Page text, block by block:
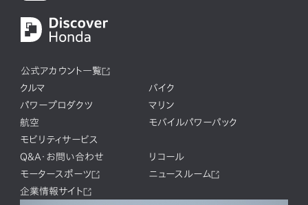
公式アカウント一覧
クルマ
バイク
パワープロダクツ
マリン
航空
モバイルパワーパック
モビリティサービス
Q&A・お問い合わせ
リコール
モータースポーツ
ニュースルーム
企業情報サイト